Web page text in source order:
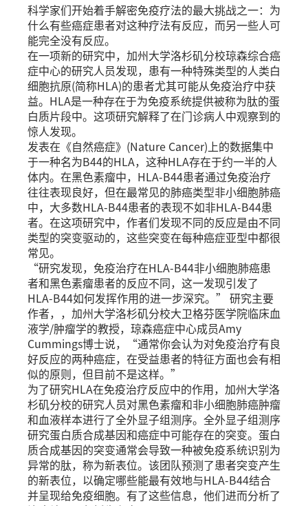
科学家们开始着手解密免疫疗法的最大挑战之一：为
什么有些癌症患者对这种疗法有反应，而另一些人可
能完全没有反应。
在一项新的研究中，加州大学洛杉矶分校琼森综合癌
症中心的研究人员发现，患有一种特殊类型的人类白
细胞抗原(简称HLA)的患者尤其可能从免疫治疗中获
益。HLA是一种存在于为免疫系统提供被称为肽的蛋
白质片段中。这项研究解释了在门诊病人中观察到的
惊人发现。
发表在《自然癌症》(Nature Cancer)上的数据集中
于一种名为B44的HLA，这种HLA存在于约一半的人
体内。在黑色素瘤中，HLA-B44患者通过免疫治疗
往往表现良好，但在最常见的肺癌类型非小细胞肺癌
中，大多数HLA-B44患者的表现不如非HLA-B44患
者。在这项研究中，作者们发现不同的反应是由不同
类型的突变驱动的，这些突变在每种癌症亚型中都很
常见。
“研究发现，免疫治疗在HLA-B44非小细胞肺癌患
者和黑色素瘤患者的反应不同，这一发现引发了
HLA-B44如何发挥作用的进一步深究。” 研究主要
作者，，加州大学洛杉矶分校大卫格芬医学院临床血
液学/肿瘤学的教授，琼森癌症中心成员Amy
Cummings博士说，“通常你会认为对免疫治疗有良
好反应的两种癌症，在受益患者的特征方面也会有相
似的原则，但目前不是这样。”
为了研究HLA在免疫治疗反应中的作用，加州大学洛
杉矶分校的研究人员对黑色素瘤和非小细胞肺癌肿瘤
和血液样本进行了全外显子组测序。全外显子组测序
研究蛋白质合成基因和癌症中可能存在的突变。蛋白
质合成基因的突变通常会导致一种被免疫系统识别为
异常的肽，称为新表位。该团队预测了患者突变产生
的新表位，以确定哪些能最有效地与HLA-B44结合
并呈现给免疫细胞。有了这些信息，他们进而分析了